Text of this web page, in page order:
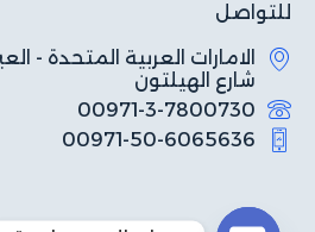
للتواصل
الامارات العربية المتحدة -
شارع الهيلتون
00971-3-7800730
00971-50-6065636